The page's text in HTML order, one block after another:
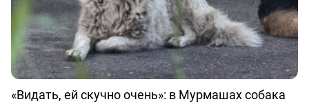
«Видать, ей скучно очень»: в Мурмашах собака